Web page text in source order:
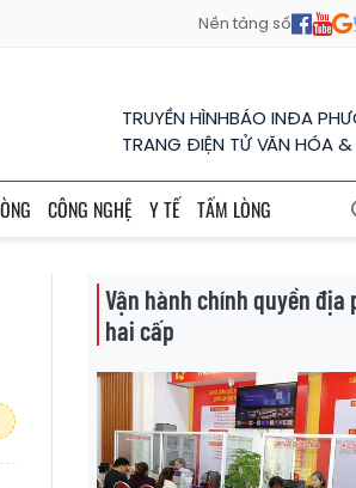
Nền tảng số
TRUYỀN HÌNHBÁO INĐA
TRANG ĐIỆN TỬ VĂN HÓA
CÔNG NGHỆ Y TẾ TẤM LÒNG
Vận hành chính quyền địa
hai cấp